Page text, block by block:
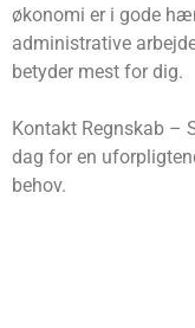
økonomi er i gode
administrative
betyder mest for dig.
Kontakt Regnskab –
dag for en
behov.